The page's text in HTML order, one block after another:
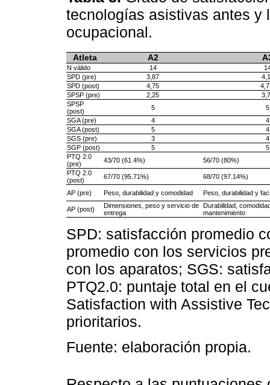
tecnologías asistivas antes y
ocupacional.
Atleta A2
N válido 14
SPD (pre)
3,87
SPD (post)
4,75
SPSP (pre)
2,25
SPSP
(post)
5
5
SGA (pre)
4
4
SGA (post)
5
4
SGS (pre)
3
4
SGP (post)
5
5
PTQ 2.0
(pre)
43/70 (61.4%)
56/70 (80%)
PTQ 2.0
(post)
67/70 (95.71%) 68/70 (97.14%)
AP (pre) Peso, durabilidad y comodidad Peso, durabilidad y
AP (post)
Dimensiones, peso y servicio de
entrega
Durabilidad,
mantenimiento
SPD: satisfacción promedio
promedio con los servicios
con los aparatos; SGS:
PTQ2.0: puntaje total en el
Satisfaction with Assistive
prioritarios.
Fuente: elaboración propia.